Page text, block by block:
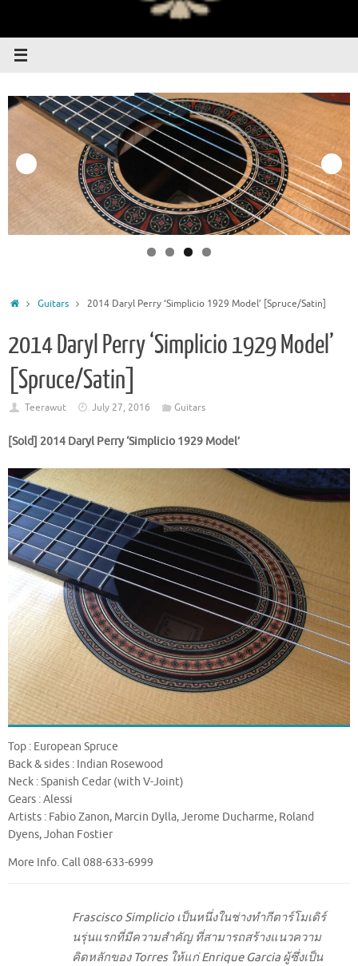
HomeGuitars 2014 Daryl Perry ‘Simplicio 1929 Model’ [Spruce/Satin]
2014 Daryl Perry ‘Simplicio 1929 Model’
[Spruce/Satin]
Teerawut July 27, 2016 Guitars
[Sold] 2014 Daryl Perry ‘Simplicio 1929 Model’
Top : European Spruce
Back & sides : Indian Rosewood
Neck : Spanish Cedar (with V-Joint)
Gears : Alessi
Artists : Fabio Zanon, Marcin Dylla, Jerome Ducharme, Roland
Dyens, Johan Fostier
More Info. Call 088-633-6999
Frascisco Simplicio เป็นหนึ่งในช่างทำกีตาร์โมเดิร์
นรุ่นแรกที่มีความสำคัญ ที่สามารถสร้างแนวความ
คิดหลักของ Torres ให้แก่ Enrique Garcia ผู้ซึ่งเป็น